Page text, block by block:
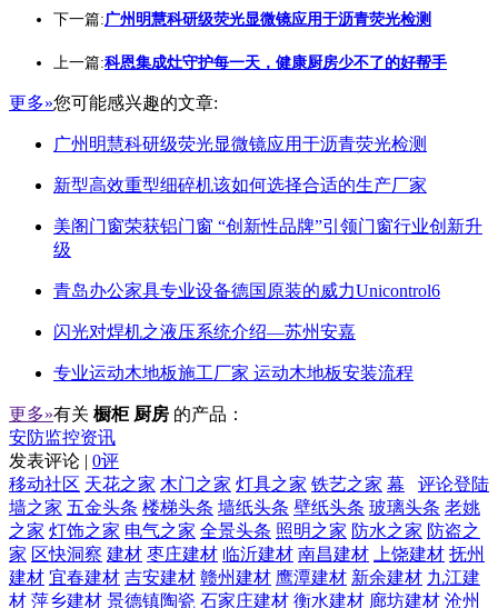
下一篇:广州明慧科研级荧光显微镜应用于沥青荧光检测
上一篇:科恩集成灶守护每一天，健康厨房少不了的好帮手
更多»您可能感兴趣的文章:
广州明慧科研级荧光显微镜应用于沥青荧光检测
新型高效重型细碎机该如何选择合适的生产厂家
美阁门窗荣获铝门窗 “创新性品牌”引领门窗行业创新升
级
青岛办公家具专业设备德国原装的威力Unicontrol6
闪光对焊机之液压系统介绍—苏州安嘉
专业运动木地板施工厂家 运动木地板安装流程
更多»有关 橱柜 厨房 的产品：
安防监控资讯
发表评论 | 0评
评论登陆
移动社区 天花之家 木门之家 灯具之家 铁艺之家 幕
墙之家 五金头条 楼梯头条 墙纸头条 壁纸头条 玻璃头条 老姚
之家 灯饰之家 电气之家 全景头条 照明之家 防水之家 防盗之
家 区快洞察 建材 枣庄建材 临沂建材 南昌建材 上饶建材 抚州
建材 宜春建材 吉安建材 赣州建材 鹰潭建材 新余建材 九江建
材 萍乡建材 景德镇陶瓷 石家庄建材 衡水建材 廊坊建材 沧州